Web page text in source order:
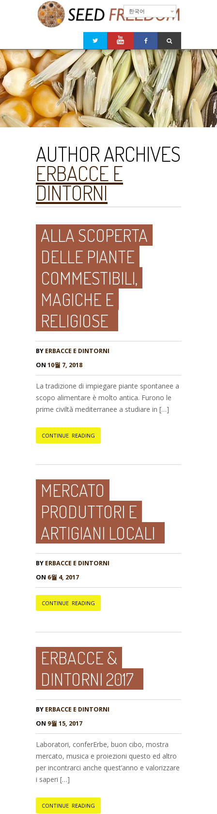
한국어
AUTHOR ARCHIVES
ERBACCE E
DINTORNI
ALLA SCOPERTA
DELLE PIANTE
COMMESTIBILI,
MAGICHE E
RELIGIOSE
BY ERBACCE E DINTORNI
ON 10월 7, 2018
La tradizione di impiegare piante spontanee a
scopo alimentare è molto antica. Furono le
prime civiltà mediterranee a studiare in […]
CONTINUE READING
MERCATO
PRODUTTORI E
ARTIGIANI LOCALI
BY ERBACCE E DINTORNI
ON 6월 4, 2017
CONTINUE READING
ERBACCE &
DINTORNI 2017
BY ERBACCE E DINTORNI
ON 9월 15, 2017
Laboratori, conferErbe, buon cibo, mostra
mercato, musica e proiezioni questo ed altro
per incontrarci anche quest’anno e valorizzare
i saperi […]
CONTINUE READING